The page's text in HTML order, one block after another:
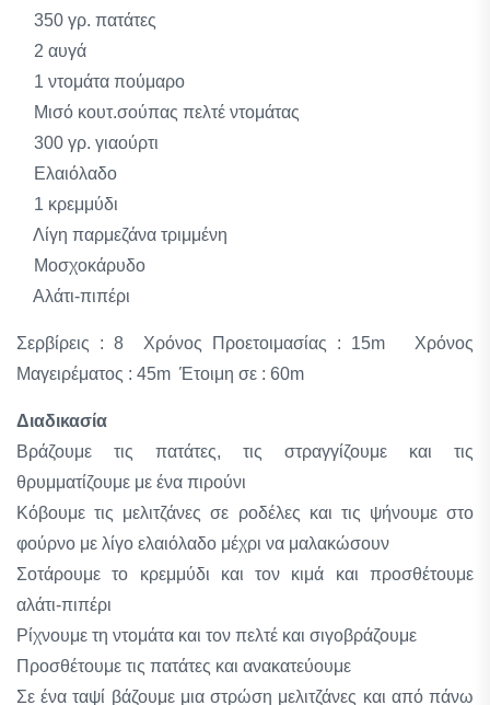
350 γρ. πατάτες
2 αυγά
1 ντομάτα πούμαρο
Μισό κουτ.σούπας πελτέ ντομάτας
300 γρ. γιαούρτι
Ελαιόλαδο
1 κρεμμύδι
Λίγη παρμεζάνα τριμμένη
Μοσχοκάρυδο
Αλάτι-πιπέρι
Σερβίρεις : 8 Χρόνος Προετοιμασίας : 15m Χρόνος
Μαγειρέματος : 45m Έτοιμη σε : 60m
Διαδικασία
Βράζουμε τις πατάτες, τις στραγγίζουμε και τις
θρυμματίζουμε με ένα πιρούνι
Κόβουμε τις μελιτζάνες σε ροδέλες και τις ψήνουμε στο
φούρνο με λίγο ελαιόλαδο μέχρι να μαλακώσουν
Σοτάρουμε το κρεμμύδι και τον κιμά και προσθέτουμε
αλάτι-πιπέρι
Ρίχνουμε τη ντομάτα και τον πελτέ και σιγοβράζουμε
Προσθέτουμε τις πατάτες και ανακατεύουμε
Σε ένα ταψί βάζουμε μια στρώση μελιτζάνες και από πάνω